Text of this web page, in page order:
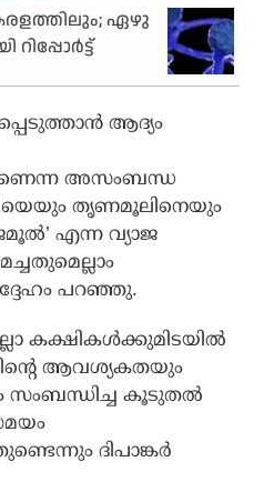
ഏഴു
റിപ്പോര്‍ട്ട്
ആദ്യം
അസംബന്ധ
തൃണമൂലിനെയും
എന്ന വ്യാജ
പറഞ്ഞു.
കക്ഷികള്‍ക്കുമിടയില്‍
ആവശ്യകതയും
സംബന്ധിച്ച കൂടുതല്‍
ദിപാങ്കര്‍